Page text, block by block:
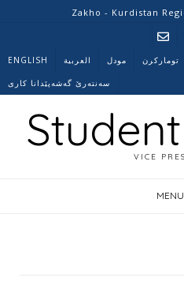
ENGLISH العربية مودل تومارکرن
سه‌نته‌رێ گه‌شه‌پێدانا كارى
VICE
MENU